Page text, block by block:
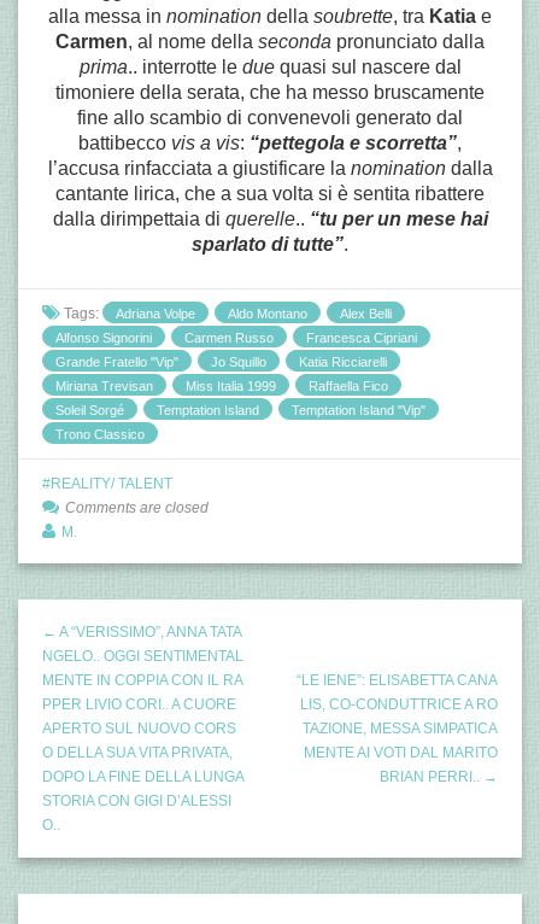
alla messa in nomination della soubrette, tra Katia e
Carmen, al nome della seconda pronunciato dalla
prima.. interrotte le duequasi sul nascere dal
timoniere della serata, che ha messo bruscamente
fine allo scambio di convenevoli generato dal
battibecco vis a vis: “pettegola e scorretta”,
l’accusa rinfacciata a giustificare la nominationdalla
cantante lirica, che a sua volta si è sentita ribattere
dalla dirimpettaia di querelle.. “tu per un mese hai
sparlato di tutte”.
Tags: Adriana Volpe Aldo Montano
Alex Belli
Alfonso Signorini
Carmen Russo
Francesca Cipriani
Grande Fratello "Vip"
Jo Squillo
Katia Ricciarelli
Miriana Trevisan
Miss Italia 1999
Raffaella Fico
Soleil Sorgé
Temptation Island
Temptation Island "Vip"
Trono Classico
REALITY/ TALENT
Comments are closed
M.
← A “VERISSIMO”, ANNA TATA
NGELO.. OGGI SENTIMENTAL
MENTE IN COPPIA CON IL RA
PPER LIVIO CORI.. A CUORE
APERTO SUL NUOVO CORS
O DELLA SUA VITA PRIVATA,
DOPO LA FINE DELLA LUNGA
STORIA CON GIGI D’ALESSI
O..
“LE IENE”: ELISABETTA CANA
LIS, CO-CONDUTTRICE A RO
TAZIONE, MESSA SIMPATICA
MENTE AI VOTI DAL MARITO
BRIAN PERRI.. →